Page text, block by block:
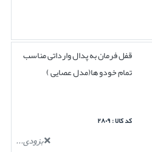
قفل فرمان به پدال وارداتی مناسب
تمام خودو ها(مدل عصایی )
کد کالا : ۲۸۰۹
بزودی...